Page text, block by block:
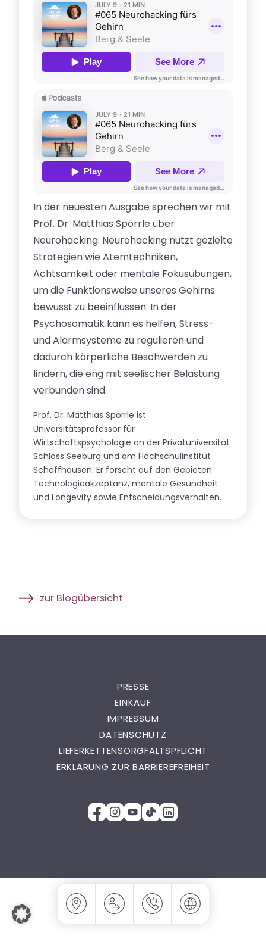
In der neuesten Ausgabe sprechen wir mit
Prof. Dr. Matthias Spörrle über
Neurohacking. Neurohacking nutzt gezielte
Strategien wie Atemtechniken,
Achtsamkeit oder mentale Fokusübungen,
um die Funktionsweise unseres Gehirns
bewusst zu beeinflussen. In der
Psychosomatik kann es helfen, Stress-
und Alarmsysteme zu regulieren und
dadurch körperliche Beschwerden zu
lindern, die eng mit seelischer Belastung
verbunden sind.
Prof. Dr. Matthias Spörrle ist
Universitätsprofessor für
Wirtschaftspsychologie an der Privatuniversität
Schloss Seeburg und am Hochschulinstitut
Schaffhausen. Er forscht auf den Gebieten
Technologieakzeptanz, mentale Gesundheit
und Longevity sowie Entscheidungsverhalten.
zur Blogübersicht
PRESSE
EINKAUF
IMPRESSUM
DATENSCHUTZ
LIEFERKETTENSORGFALTSPFLICHT
ERKLÄRUNG ZUR BARRIEREFREIHEIT